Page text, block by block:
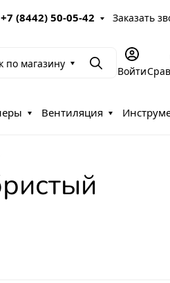
+7 (8442) 50-05-42 Заказать
по магазину ПоискВойти
Вентиляция